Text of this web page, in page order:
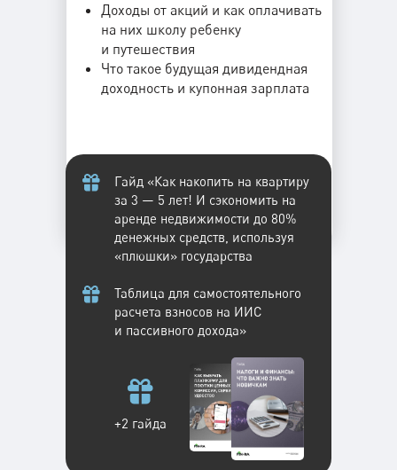
Доходы от акций и как оплачивать
на них школу ребенку
и путешествия
Что такое будущая дивидендная
доходность и купонная зарплата
Гайд «Как накопить на квартиру
за 3 — 5 лет! И сэкономить на
аренде недвижимости до 80%
денежных средств, используя
«плюшки» государства
Таблица для самостоятельного
расчета взносов на ИИС
и пассивного дохода»
+2 гайда